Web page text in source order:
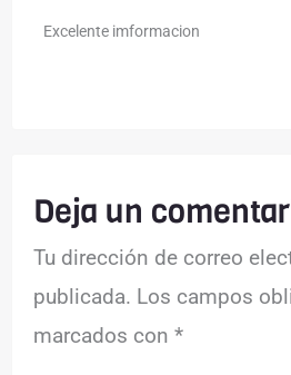
Excelente imformacion
Deja un
Tu dirección de correo
publicada. Los campos
marcados con*